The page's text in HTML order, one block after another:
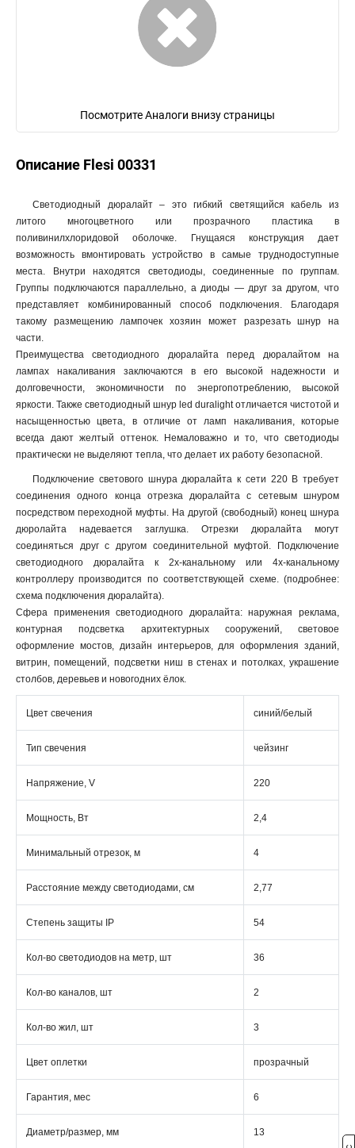
Посмотрите Аналоги внизу страницы
Описание Flesi 00331
Светодиодный дюралайт – это гибкий светящийся кабель из
литого многоцветного или прозрачного пластика в
поливинилхлоридовой оболочке. Гнущаяся конструкция дает
возможность вмонтировать устройство в самые труднодоступные
места. Внутри находятся светодиоды, соединенные по группам.
Группы подключаются параллельно, а диоды — друг за другом, что
представляет комбинированный способ подключения. Благодаря
такому размещению лампочек хозяин может разрезать шнур на
части.
Преимущества светодиодного дюралайта перед дюралайтом на
лампах накаливания заключаются в его высокой надежности и
долговечности, экономичности по энергопотреблению, высокой
яркости. Также светодиодный шнур led duralight отличается чистотой и
насыщенностью цвета, в отличие от ламп накаливания, которые
всегда дают желтый оттенок. Немаловажно и то, что светодиоды
практически не выделяют тепла, что делает их работу безопасной.
Подключение светового шнура дюралайта к сети 220 В требует
соединения одного конца отрезка дюралайта с сетевым шнуром
посредством переходной муфты. На другой (свободный) конец шнура
дюролайта надевается заглушка. Отрезки дюралайта могут
соединяться друг с другом соединительной муфтой. Подключение
светодиодного дюралайта к 2х-канальному или 4х-канальному
контроллеру производится по соответствующей схеме. (подробнее:
схема подключения дюралайта).
Сфера применения светодиодного дюралайта: наружная реклама,
контурная подсветка архитектурных сооружений, световое
оформление мостов, дизайн интерьеров, для оформления зданий,
витрин, помещений, подсветки ниш в стенах и потолках, украшение
столбов, деревьев и новогодних ёлок.
Цвет свечения синий/белый
Тип свечения чейзинг
Напряжение, V 220
Мощность, Вт 2,4
Минимальный отрезок, м 4
Расстояние между светодиодами, см 2,77
Степень защиты IP 54
Кол-во светодиодов на метр, шт 36
Кол-во каналов, шт 2
Кол-во жил, шт 3
Цвет оплетки прозрачный
Гарантия, мес 6
Диаметр/размер, мм 13